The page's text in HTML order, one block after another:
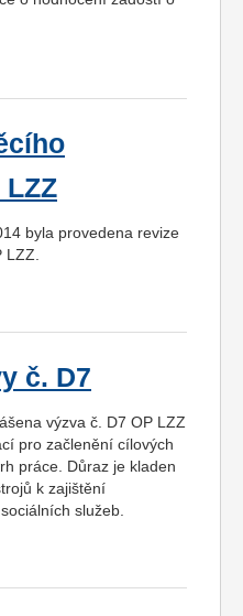
LZZ
byla provedena revize
č. D7
výzva č. D7 OP LZZ
pro začlenění cílových
práce. Důraz je kladen
k zajištění
služeb.